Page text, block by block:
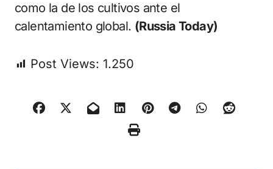
como la de los cultivos ante el
calentamiento global. (Russia Today)
Post Views: 1.250